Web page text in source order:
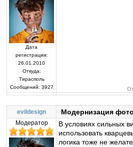
Дата
регистрации:
26.01.2010
Откуда:
Тирасполь
Сообщений: 3927
evildesign Модернизация
Модератор
В условиях сильных
использовать
логика тоже не